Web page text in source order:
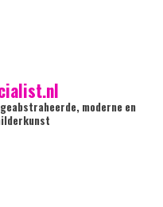
moderne en